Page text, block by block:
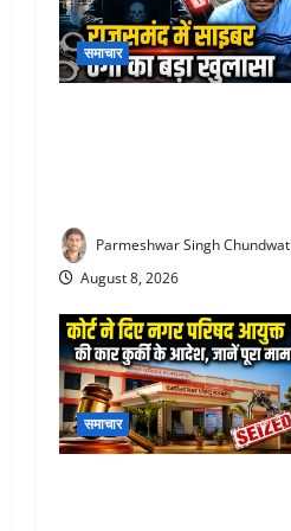
समाचार
Parmeshwar Singh Chundwat
August 8, 2026
समाचार